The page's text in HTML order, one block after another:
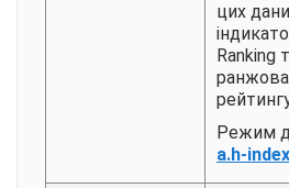
цих
Ranking
Режим
a.h-